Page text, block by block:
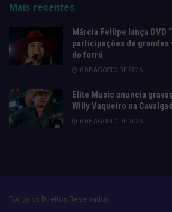
Mais recentes
Márcia Fellipe lança DVD
participações de
do forró
6 DE AGOSTO DE 2026
Elite Music anuncia
Willy Vaqueiro na
6 DE AGOSTO DE 2026
Todos os Direitos Reservados